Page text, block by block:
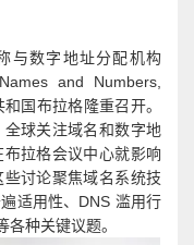
与数字地址分配机构
and Numbers,
国布拉格隆重召开。
球关注域名和数字地
拉格会议中心就影响
讨论聚焦域名系统技
适用性、DNS 滥用行
种关键议题。